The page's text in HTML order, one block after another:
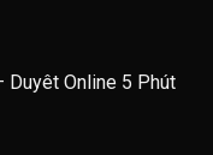
Duyêt Online 5 Phút